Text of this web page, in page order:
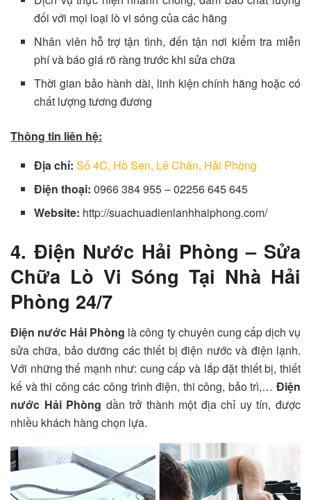
đối với mọi loại lò vi sóng của các hãng
Nhân viên hỗ trợ tận tình, đến tận nơi kiểm tra miễn
phí và báo giá rõ ràng trước khi sửa chữa
Thời gian bảo hành dài, linh kiện chính hãng hoặc có
chất lượng tương đương
Thông tin liên hệ:
Địa chỉ:Số 4C, Hồ Sen, Lê Chân, Hải Phòng
Điện thoại:0966 384 955 – 02256 645 645
Website: http://suachuadienlanhhaiphong.com/
4. Điện Nước Hải Phòng – Sửa
Chữa Lò Vi Sóng Tại Nhà Hải
Phòng 24/7
Điện nước Hải Phòng là công ty chuyên cung cấp dịch vụ
sửa chữa, bảo dưỡng các thiết bị điện nước và điện lạnh.
Với những thế mạnh như: cung cấp và lắp đặt thiết bị, thiết
kế và thi công các công trình điện, thi công, bảo trì,… Điện
nước Hải Phòng dần trở thành một địa chỉ uy tín, được
nhiều khách hàng chọn lựa.